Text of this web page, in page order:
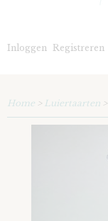
Inloggen Registreren
Home > Luiertaarten >